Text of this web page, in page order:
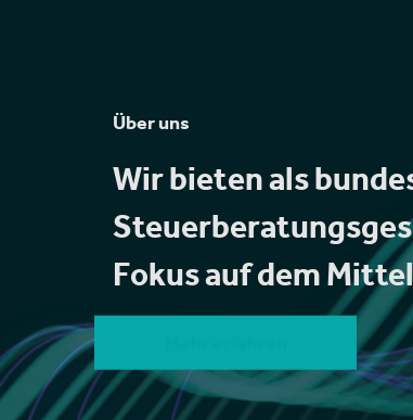
Über uns
Wir bieten als
Fokus auf dem